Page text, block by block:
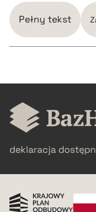
pobierz cytat
Pełny tekst
CZYSTY TEKST
pobierz cytat
BIBTEX
deklaracja